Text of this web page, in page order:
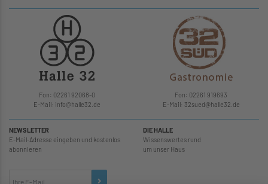
Fon: 02261 92068-0
E-Mail: info@halle32.de
Fon: 02261 919693
E-Mail: 32sued@halle32.de
NEWSLETTER
E-Mail-Adresse eingeben und kostenlos
abonnieren
DIE HALLE
Wissenswertes rund
um unser Haus